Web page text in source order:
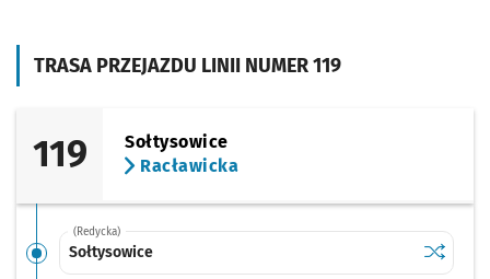
TRASA PRZEJAZDU LINII NUMER 119
119
Sołtysowice
Racławicka
(Redycka)
Sołtysowice Sprawdź